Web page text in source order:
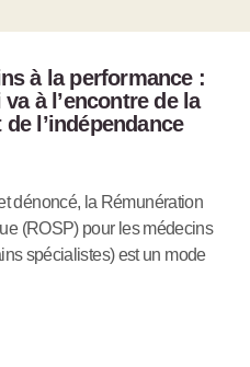
à la performance :
à l’encontre de la
l’indépendance
dénoncé, la Rémunération
(ROSP) pour les médecins
spécialistes) est un mode